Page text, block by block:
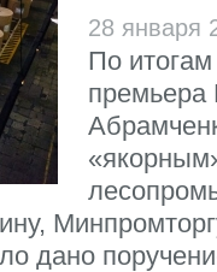
28
По
премьера
дано